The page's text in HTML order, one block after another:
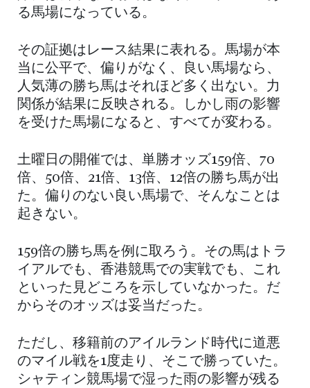
る馬場になっている。
その証拠はレース結果に表れる。馬場が本
当に公平で、偏りがなく、良い馬場なら、
人気薄の勝ち馬はそれほど多く出ない。力
関係が結果に反映される。しかし雨の影響
を受けた馬場になると、すべてが変わる。
土曜日の開催では、単勝オッズ159倍、70
倍、50倍、21倍、13倍、12倍の勝ち馬が出
た。偏りのない良い馬場で、そんなことは
起きない。
159倍の勝ち馬を例に取ろう。その馬はトラ
イアルでも、香港競馬での実戦でも、これ
といった見どころを示していなかった。だ
からそのオッズは妥当だった。
ただし、移籍前のアイルランド時代に道悪
のマイル戦を1度走り、そこで勝っていた。
シャティン競馬場で湿った雨の影響が残る